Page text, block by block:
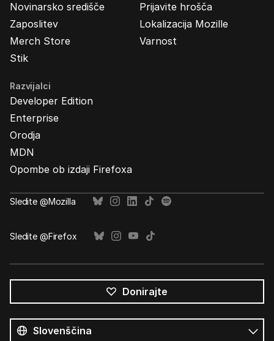
Novinarsko središče
Zaposlitev
Merch Store
Stik
Prijavite hrošča
Lokalizacija Mozille
Varnost
Razvijalci
Developer Edition
Enterprise
Orodja
MDN
Opombe ob izdaji Firefoxa
Sledite @Mozilla
Sledite @Firefox
Donirajte
jeziki
Jezik